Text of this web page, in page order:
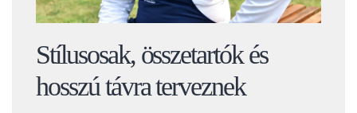
Stílusosak, összetartók és
hosszú távra terveznek